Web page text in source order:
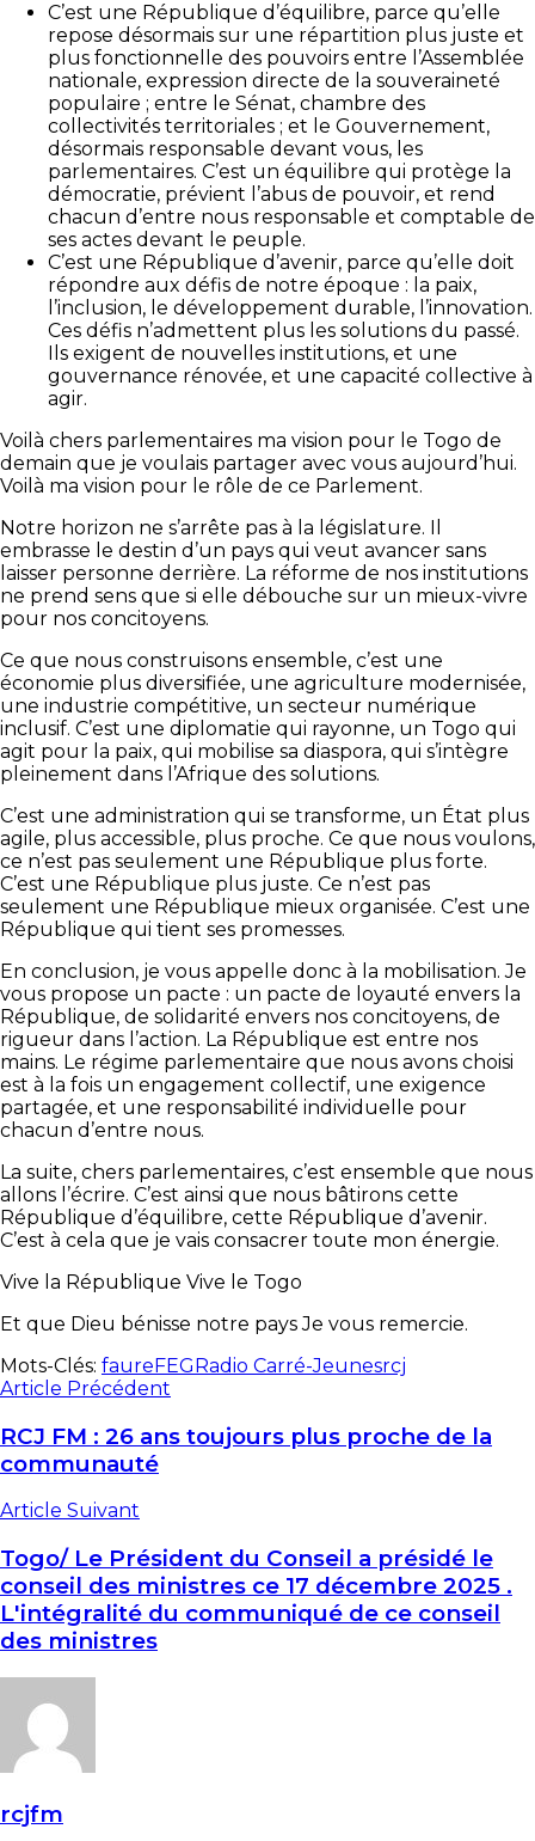
C’est une République d’équilibre, parce qu’elle
repose désormais sur une répartition plus juste et
plus fonctionnelle des pouvoirs entre l’Assemblée
nationale, expression directe de la souveraineté
populaire ; entre le Sénat, chambre des
collectivités territoriales ; et le Gouvernement,
désormais responsable devant vous, les
parlementaires. C’est un équilibre qui protège la
démocratie, prévient l’abus de pouvoir, et rend
chacun d’entre nous responsable et comptable de
ses actes devant le peuple.
C’est une République d’avenir, parce qu’elle doit
répondre aux défis de notre époque : la paix,
l’inclusion, le développement durable, l’innovation.
Ces défis n’admettent plus les solutions du passé.
Ils exigent de nouvelles institutions, et une
gouvernance rénovée, et une capacité collective à
agir.
Voilà chers parlementaires ma vision pour le Togo de
demain que je voulais partager avec vous aujourd’hui.
Voilà ma vision pour le rôle de ce Parlement.
Notre horizon ne s’arrête pas à la législature. Il
embrasse le destin d’un pays qui veut avancer sans
laisser personne derrière. La réforme de nos institutions
ne prend sens que si elle débouche sur un mieux-vivre
pour nos concitoyens.
Ce que nous construisons ensemble, c’est une
économie plus diversifiée, une agriculture modernisée,
une industrie compétitive, un secteur numérique
inclusif. C’est une diplomatie qui rayonne, un Togo qui
agit pour la paix, qui mobilise sa diaspora, qui s’intègre
pleinement dans l’Afrique des solutions.
C’est une administration qui se transforme, un État plus
agile, plus accessible, plus proche. Ce que nous voulons,
ce n’est pas seulement une République plus forte.
C’est une République plus juste. Ce n’est pas
seulement une République mieux organisée. C’est une
République qui tient ses promesses.
En conclusion, je vous appelle donc à la mobilisation. Je
vous propose un pacte : un pacte de loyauté envers la
République, de solidarité envers nos concitoyens, de
rigueur dans l’action. La République est entre nos
mains. Le régime parlementaire que nous avons choisi
est à la fois un engagement collectif, une exigence
partagée, et une responsabilité individuelle pour
chacun d’entre nous.
La suite, chers parlementaires, c’est ensemble que nous
allons l’écrire. C’est ainsi que nous bâtirons cette
République d’équilibre, cette République d’avenir.
C’est à cela que je vais consacrer toute mon énergie.
Vive la République Vive le Togo
Et que Dieu bénisse notre pays Je vous remercie.
Mots-Clés: faureFEGRadio Carré-Jeunesrcj
Article Précédent
RCJ FM : 26 ans toujours plus proche de la
communauté
Article Suivant
Togo/ Le Président du Conseil a présidé le
conseil des ministres ce 17 décembre 2025 .
L'intégralité du communiqué de ce conseil
des ministres
rcjfm